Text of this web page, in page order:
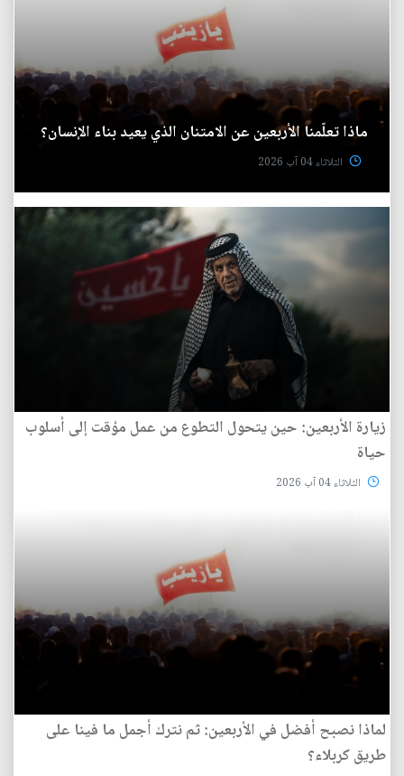
ماذا تعلّمنا الأربعين عن الامتنان الذي يعيد بناء الإنسان؟
الثلاثاء 04 آب 2026
زيارة الأربعين: حين يتحول التطوع من عمل مؤقت إلى أسلوب
حياة
الثلاثاء 04 آب 2026
لماذا نصبح أفضل في الأربعين: ثم نترك أجمل ما فينا على
طريق كربلاء؟